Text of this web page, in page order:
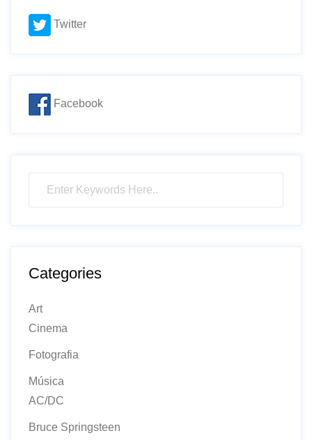
Twitter
Facebook
Categories
Art
Cinema
Fotografia
Música
AC/DC
Bruce Springsteen